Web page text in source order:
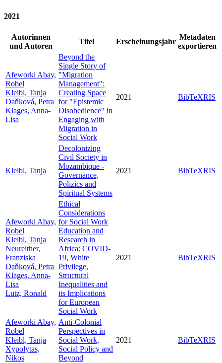
2021
Autorinnen
und Autoren
Titel Erscheinungsjahr
Metadaten
exportieren
Afeworki Abay,
Robel
Kleibl, Tanja
Daňková, Petra
Klages, Anna-
Lisa
Beyond the
Single Story of
"Migration
Management":
Creating Space
for "Epistemic
Disobedience" in
Engaging with
Migration in
Social Work
2021 BibTeXRIS
Kleibl, Tanja
Decolonizing
Civil Society in
Mozambique -
Governance,
Polizics and
Spiritual Systems
2021 BibTeXRIS
Afeworki Abay,
Robel
Kleibl, Tanja
Neureither,
Franziska
Daňková, Petra
Klages, Anna-
Lisa
Lutz, Ronald
Ethical
Considerations
for Social Work
Education and
Research in
Africa: COVID-
19, White
Privilege,
Structural
Inequalities and
its Implications
for European
Social Work
2021 BibTeXRIS
Afeworki Abay,
Robel
Kleibl, Tanja
Xypolytas,
Nikos
Anti-Colonial
Perspectives in
Social Work,
Social Policy and
Beyond
2021 BibTeXRIS